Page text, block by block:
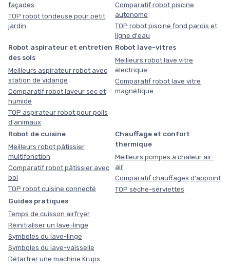
façades
TOP robot tondeuse pour petit
jardin
Comparatif robot piscine
autonome
TOP robot piscine fond parois et
ligne d'eau
Robot aspirateur et entretien
des sols
Meilleurs aspirateur robot avec
station de vidange
Comparatif robot laveur sec et
humide
TOP aspirateur robot pour poils
d'animaux
Robot lave-vitres
Meilleurs robot lave vitre
électrique
Comparatif robot lave vitre
magnétique
Robot de cuisine
Meilleurs robot pâtissier
multifonction
Comparatif robot pâtissier avec
bol
TOP robot cuisine connecté
Chauffage et confort
thermique
Meilleurs pompes à chaleur air-
air
Comparatif chauffages d'appoint
TOP sèche-serviettes
Guides pratiques
Temps de cuisson airfryer
Réinitialiser un lave-linge
Symboles du lave-linge
Symboles du lave-vaisselle
Détartrer une machine Krups